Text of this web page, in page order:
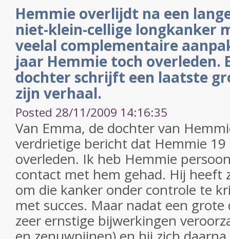
Hemmie overlijdt na een
niet-klein-cellige longkanker
veelal complementaire
jaar Hemmie toch overleden.
dochter schrijft een laatste
zijn verhaal.
Posted 28/11/2009 14:16:35
Van Emma, de dochter van
verdrietige bericht dat Hemmie
overleden. Ik heb Hemmie
contact met hem gehad. Hij heeft
om die kanker onder controle te
met succes. Maar nadat een grote
zeer ernstige bijwerkingen